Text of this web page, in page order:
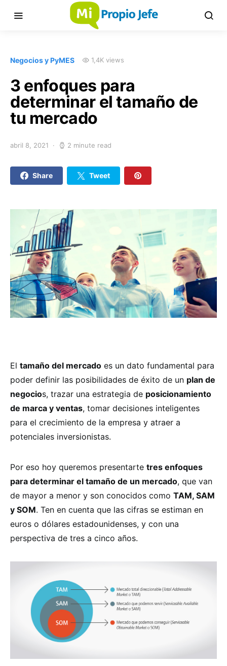
Negocios y PyMES 1,4K views
3 enfoques para
determinar el tamaño de
tu mercado
abril 8, 2021 2 minute read
Share Tweet
El tamaño del mercado es un dato fundamental para
poder definir las posibilidades de éxito de un plan de
negocios, trazar una estrategia de posicionamiento
de marca y ventas, tomar decisiones inteligentes
para el crecimiento de la empresa y atraer a
potenciales inversionistas.
Por eso hoy queremos presentarte tres enfoques
para determinar el tamaño de un mercado, que van
de mayor a menor y son conocidos como TAM, SAM
y SOM. Ten en cuenta que las cifras se estiman en
euros o dólares estadounidenses, y con una
perspectiva de tres a cinco años.